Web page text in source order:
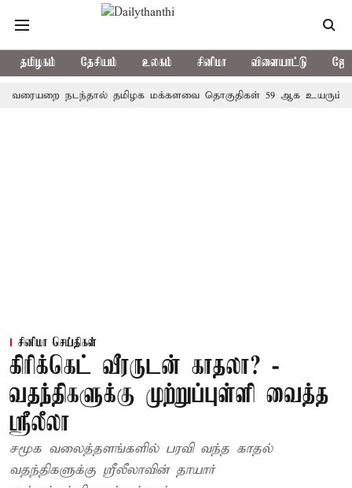
தமிழகம் தேசியம் உலகம் சினிமா விளையாட்டு
நடந்தால் தமிழக மக்களவை தொகுதிகள் 59 ஆக உயரும்:
சினிமா செய்திகள்
கிரிக்கெட் வீரருடன் காதலா? -
வதந்திகளுக்கு முற்றுப்புள்ளி வைத்த
ஸ்ரீலீலா
சமூக வலைத்தளங்களில் பரவி வந்த காதல்
வதந்திகளுக்கு ஸ்ரீலீலாவின் தாயார்